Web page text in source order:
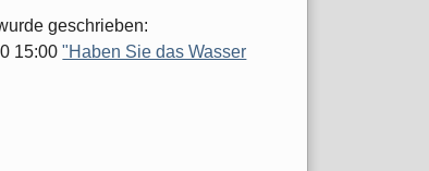
geschrieben:
15:00"Haben Sie das Wasser